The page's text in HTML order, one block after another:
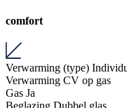
comfort
Verwarming (type)
Verwarming CV op gas
Gas Ja